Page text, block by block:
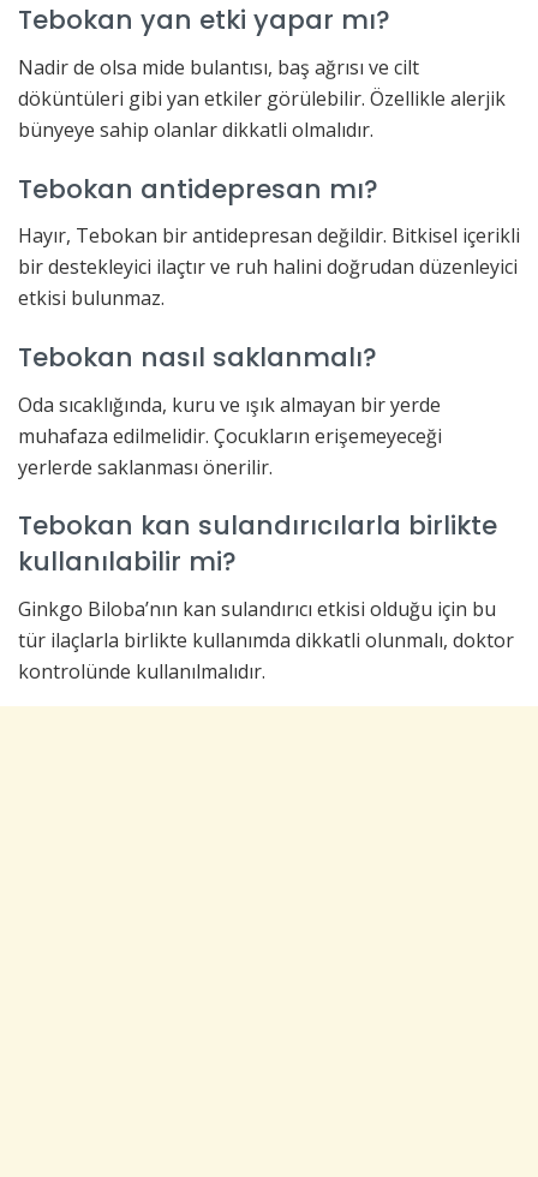
Tebokan yan etki yapar mı?
Nadir de olsa mide bulantısı, baş ağrısı ve cilt
döküntüleri gibi yan etkiler görülebilir. Özellikle alerjik
bünyeye sahip olanlar dikkatli olmalıdır.
Tebokan antidepresan mı?
Hayır, Tebokan bir antidepresan değildir. Bitkisel içerikli
bir destekleyici ilaçtır ve ruh halini doğrudan düzenleyici
etkisi bulunmaz.
Tebokan nasıl saklanmalı?
Oda sıcaklığında, kuru ve ışık almayan bir yerde
muhafaza edilmelidir. Çocukların erişemeyeceği
yerlerde saklanması önerilir.
Tebokan kan sulandırıcılarla birlikte
kullanılabilir mi?
Ginkgo Biloba’nın kan sulandırıcı etkisi olduğu için bu
tür ilaçlarla birlikte kullanımda dikkatli olunmalı, doktor
kontrolünde kullanılmalıdır.